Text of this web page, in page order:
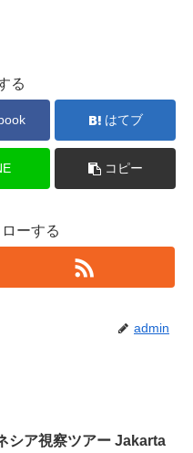
る
はてブ
コピー
ーする
admin
シア視察ツアー Jakarta